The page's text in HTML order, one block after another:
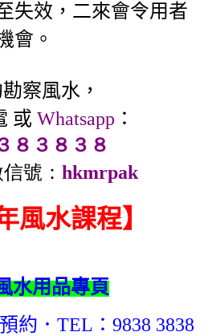
失效，二來會令用者
會。
察風水，
或 Whatsapp ：
８３８３８
號： hkmrpak
風水課程】
水用品專頁
約．TEL：9838 3838